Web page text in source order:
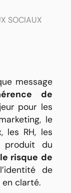
SOCIAUX
message
de
pour les
le
les RH, les
produit du
le risque de
de
clarté.